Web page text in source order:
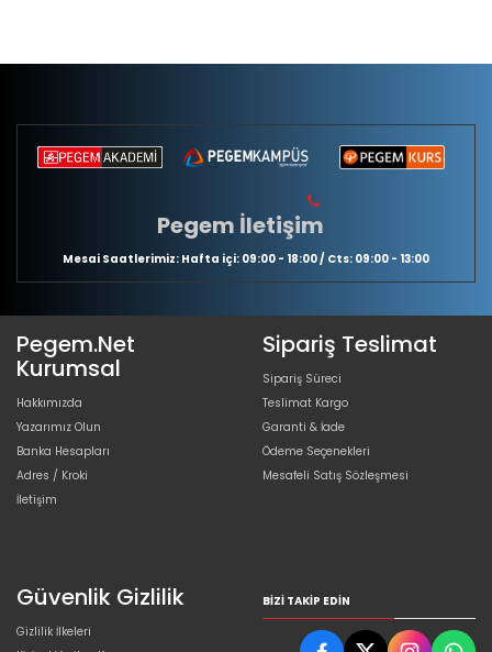
Pegem İletişim
Mesai Saatlerimiz: Hafta içi: 09:00 - 18:00 / Cts: 09:00 - 13:00
Pegem.Net
Kurumsal
Hakkımızda
Yazarımız Olun
Banka Hesapları
Adres / Kroki
İletişim
Sipariş Teslimat
Sipariş Süreci
Teslimat Kargo
Garanti & İade
Ödeme Seçenekleri
Mesafeli Satış Sözleşmesi
Güvenlik Gizlilik
Gizlilik İlkeleri
BIZI TAKIP EDIN